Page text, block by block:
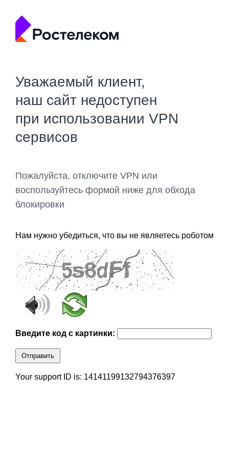
Уважаемый клиент,
наш сайт недоступен
при использовании VPN
сервисов
Пожалуйста, отключите VPN или
воспользуйтесь формой ниже для обхода
блокировки
Нам нужно убедиться, что вы не являетесь роботом
Введите код с картинки:
Отправить
Your support ID is: 14141199132794376397